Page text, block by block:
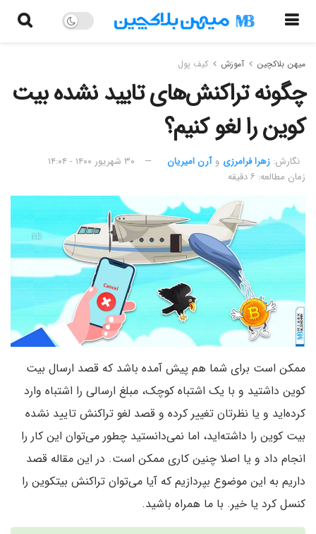
میهن بلاکچین آموزش کیف پول
چگونه تراکنش‌های تایید نشده بیت
کوین را لغو کنیم؟
نگارش:‌ زهرا فرامرزی و آرن امیریان
۳۰ شهریور ۱۴۰۰ - ۱۴:۰۴
زمان مطالعه: ۶ دقیقه
ممکن است برای شما هم پیش آمده باشد که قصد ارسال بیت
کوین داشتید و با یک اشتباه کوچک، مبلغ ارسالی را اشتباه وارد
کرده‌اید و یا نظرتان تغییر کرده و قصد لغو تراکنش تایید نشده
بیت کوین را داشته‌اید، اما نمی‌دانستید چطور می‌توان این کار را
انجام داد و یا اصلا چنین کاری ممکن است. در این مقاله قصد
داریم به این موضوع بپردازیم که آیا می‌توان تراکنش بیتکوین را
کنسل کرد یا خیر. با ما همراه باشید.